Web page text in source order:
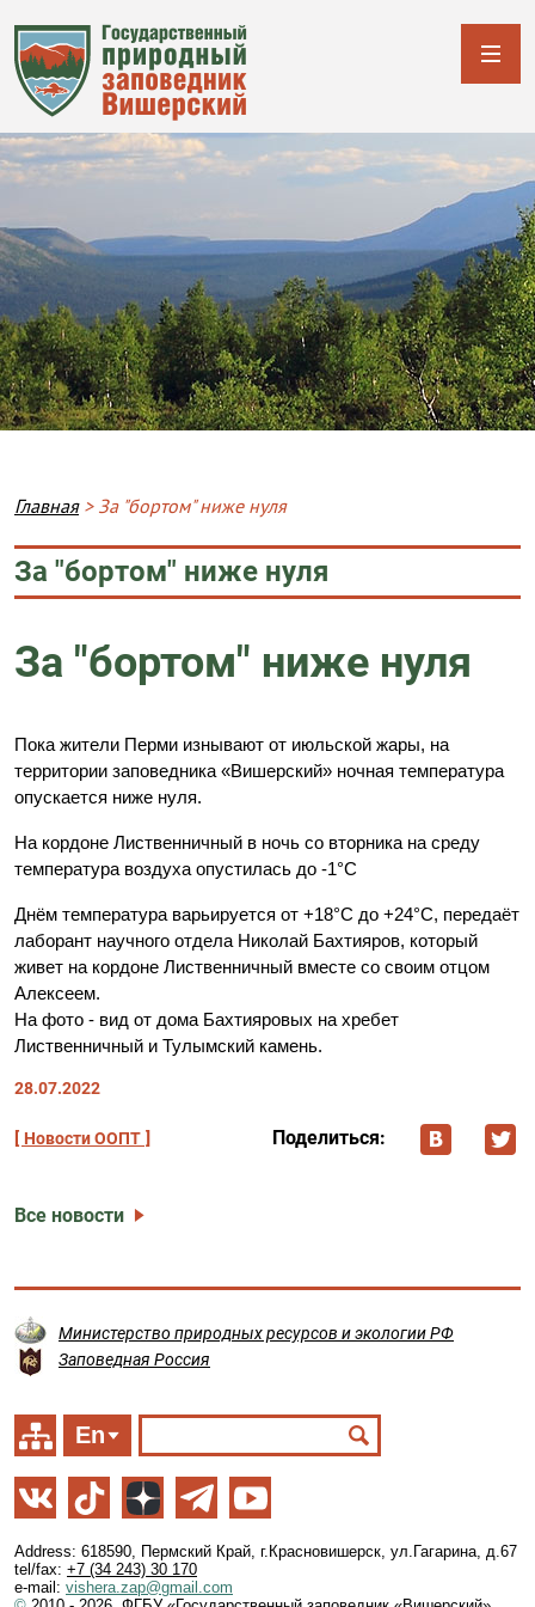
Breadcrumb
Главная За "бортом" ниже нуля
За "бортом" ниже нуля
За "бортом" ниже нуля
Пока жители Перми изнывают от июльской жары, на
территории заповедника «Вишерский» ночная температура
опускается ниже нуля.
На кордоне Лиственничный в ночь со вторника на среду
температура воздуха опустилась до -1°C
Днём температура варьируется от +18°C до +24°C, передаёт
лаборант научного отдела Николай Бахтияров, который
живет на кордоне Лиственничный вместе со своим отцом
Алексеем.
На фото - вид от дома Бахтияровых на хребет
Лиственничный и Тулымский камень.
28.07.2022
Новости ООПТ Поделиться:
Все новости
Министерство природных ресурсов и экологии РФ
Заповедная Россия
En
Address: 618590, Пермский Край, г.Красновишерск, ул.Гагарина, д.67
tel/fax: +7 (34 243) 30 170
e-mail: vishera.zap@gmail.com